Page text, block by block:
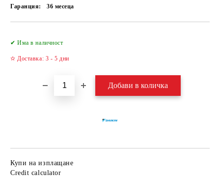
Гаранция:
36 месеца
✔ Има в наличност
✫ Доставка: 3 - 5 дни
Купи на изплащане
Credit calculator